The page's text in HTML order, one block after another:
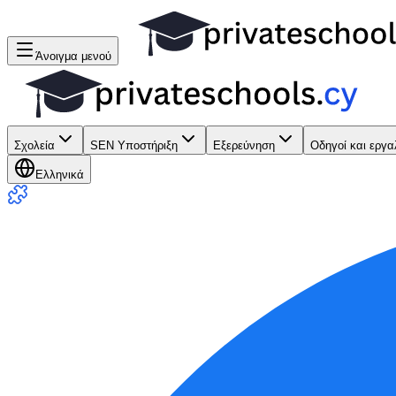
Άνοιγμα μενού
Σχολεία SEN Υποστήριξη Εξερεύνηση Οδηγοί και
Ελληνικά